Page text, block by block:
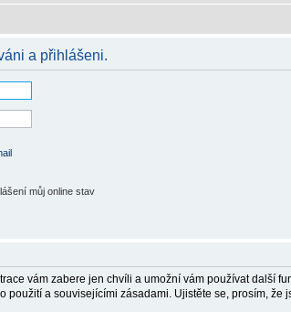
a přihlášeni.
můj online stav
vám zabere jen chvíli a umožní vám používat další
použití a souvisejícími zásadami. Ujistěte se, prosím,